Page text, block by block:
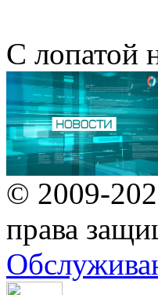
С лопатой
© 2009-
права